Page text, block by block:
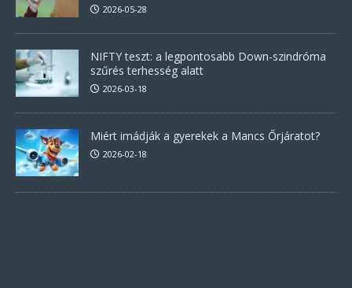
2026-05-28
NIFTY teszt: a legpontosabb Down-szindróma
szűrés terhesség alatt
2026-03-18
Miért imádják a gyerekek a Mancs Őrjáratot?
2026-02-18